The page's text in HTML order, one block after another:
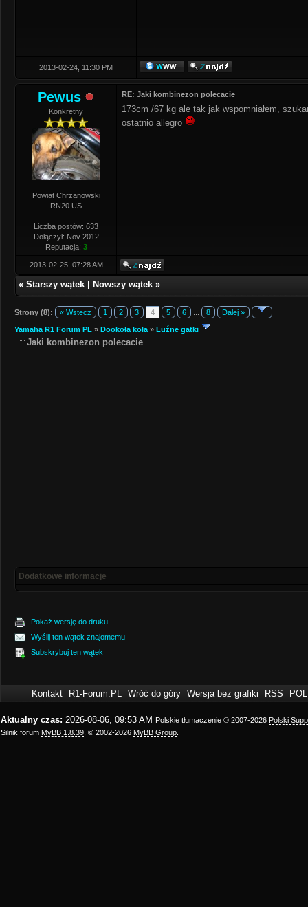
2013-02-24, 11:30 PM
Pewus
Konkretny
Powiat Chrzanowski
RN20 US
Liczba postów: 633
Dołączył: Nov 2012
Reputacja: 3
RE: Jaki kombinezon polecacie
173cm /67 kg ale tak jak wspomniałem,
ostatnio allegro
2013-02-25, 07:28 AM
« Starszy wątek Nowszy wątek »
Strony (8): « Wstecz 1 2 3 4 5 6 8 Dalej »
Yamaha R1 Forum PL » Dookoła koła » Luźne gatki
Jaki kombinezon polecacie
Dodatkowe informacje
Pokaż wersję do druku
Wyślij ten wątek znajomemu
Subskrybuj ten wątek
Kontakt R1-Forum.PL Wróć do góry Wersja bez grafiki RSS
Aktualny czas: 2026-08-06, 09:53 AM Polskie tłumaczenie © 2007-2026 Polski
Silnik forum MyBB 1.8.39 , © 2002-2026 MyBB Group